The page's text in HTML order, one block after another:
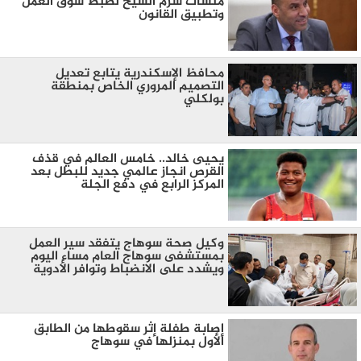
وتطبيق القانون
محافظ الإسكندرية يتابع تعديل
التصميم المروري الخاص بمنطقة
بولكلي
يحيى خالد.. خامس العالم في قذف
القرص انجاز عالمي جديد للبطل بعد
المركز الرابع في دفع الجلة
وكيل صحة سوهاج يتفقد سير العمل
بمستشفى سوهاج العام مساء اليوم
ويشدد على الانضباط وتوافر الأدوية
إصابة طفلة إثر سقوطها من الطابق
الأول بمنزلها في سوهاج